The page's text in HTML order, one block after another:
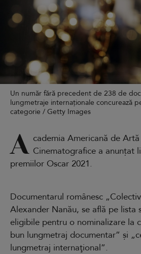
Un număr fără precedent de 238 de
lungmetraje internaționale concurează
categorie / Getty Images
A cademia Americană de
Cinematografice a anunțat
premiilor Oscar 2021.
Documentarul românesc
Alexander Nanău, se află pe lista
eligibile pentru o nominalizare la
bun lungmetraj documentar” şi
lungmetraj internaţional”.